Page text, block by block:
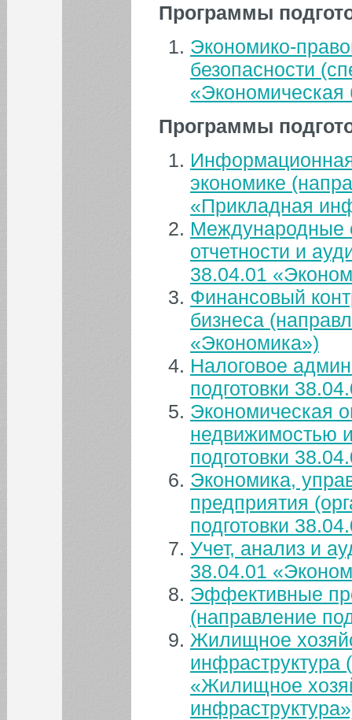
Программы
Экономико-
безопасности
«Экономическая
Программы
экономике
«Прикладная
Международные
отчетности и
38.04.01
Финансовый
бизнеса
«Экономика»)
Налоговое
подготовки
Экономическая
недвижимостью
подготовки
Экономика,
предприятия
подготовки
Учет, анализ и
38.04.01
Эффективные
(направление
Жилищное
инфраструктура
«Жилищное